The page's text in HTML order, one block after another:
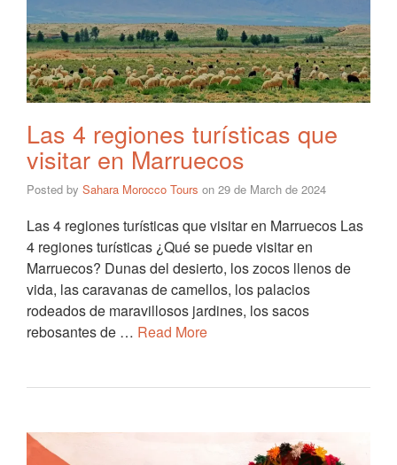
Las 4 regiones turísticas que
visitar en Marruecos
Posted by Sahara Morocco Tours on 29 de March de 2024
Las 4 regiones turísticas que visitar en Marruecos Las
4 regiones turísticas ¿Qué se puede visitar en
Marruecos? Dunas del desierto, los zocos llenos de
vida, las caravanas de camellos, los palacios
rodeados de maravillosos jardines, los sacos
rebosantes de … Read More